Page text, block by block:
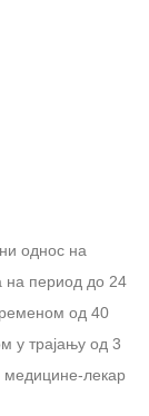
однос на
на период до 24
од 40
у трајању од 3
медицине-лекар